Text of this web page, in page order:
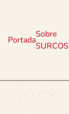
Portada
Sobre
SURCOS